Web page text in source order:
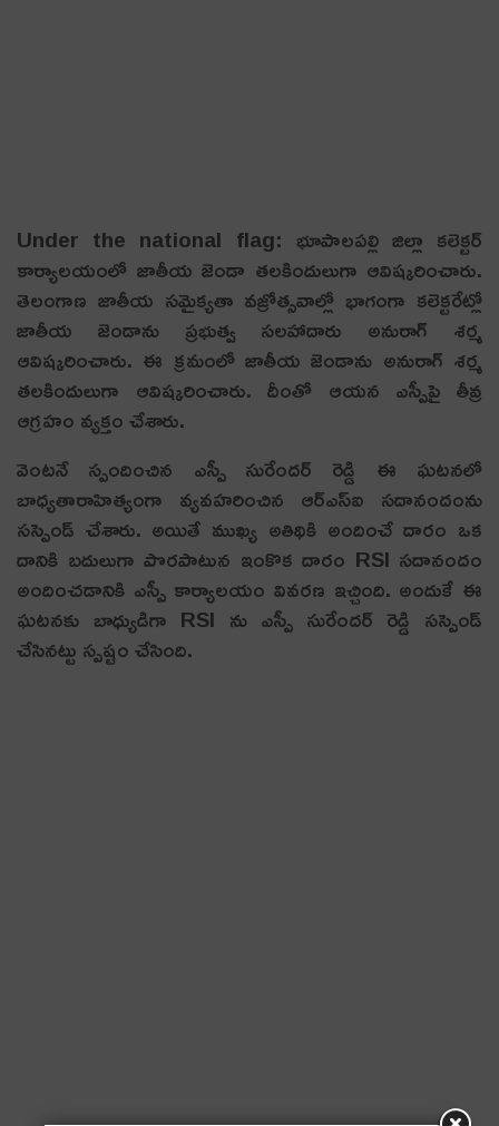
Under the national flag: భూపాలపల్లి జిల్లా కలెక్టర్
కార్యాలయంలో జాతీయ జెండా త‌ల‌కిందులుగా ఆవిష్క‌రించారు.
తెలంగాణ జాతీయ సమైక్యతా వజ్రోత్సవాల్లో భాగంగా కలెక్టరేట్లో
జాతీయ జెండాను ప్రభుత్వ సలహాదారు అనురాగ్ శర్మ
ఆవిష్కరించారు. ఈ క్రమంలో జాతీయ జెండాను అనురాగ్ శర్మ
తలకిందులుగా ఆవిష్కరించారు. దీంతో ఆయ‌న ఎస్పీపై తీవ్ర
ఆగ్రహం వ్యక్తం చేశారు.
వెంటనే స్పందించిన ఎస్పీ సురేందర్ రెడ్డి ఈ ఘ‌ట‌న‌లో
బాధ్యతారాహిత్యంగా వ్యవహరించిన ఆర్ఎస్ఐ సదానందంను
సస్పెండ్ చేశారు. అయితే ముఖ్య అతిథికి అందించే దారం ఒక
దానికి బదులుగా పొరపాటున ఇంకొక దారం RSI సదానందం
అందించడానికి ఎస్పీ కార్యాలయం వివరణ ఇచ్చింది. అందుకే ఈ
ఘటనకు బాధ్యుడిగా RSI ను ఎస్పీ సురేందర్ రెడ్డి సస్పెండ్
చేసినట్టు స్పష్టం చేసింది.